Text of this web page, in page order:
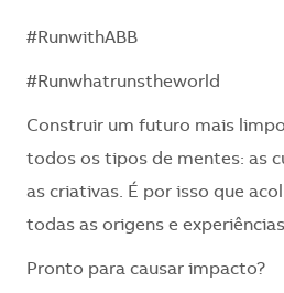
#RunwithABB
#Runwhatrunstheworld
Construir um futuro mais
todos os tipos de mentes: as
as criativas. É por isso que
todas as origens e
Pronto para causar impacto?